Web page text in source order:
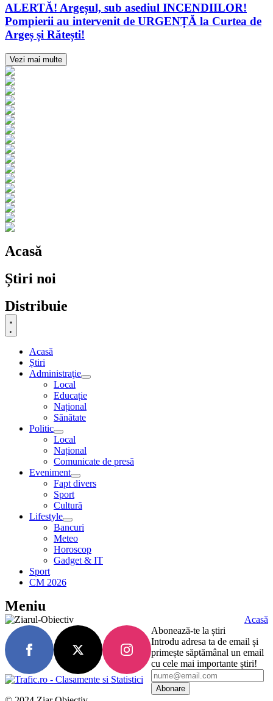
ALERTĂ! Argeșul, sub asediul INCENDIILOR!
Pompierii au intervenit de URGENȚĂ la Curtea de
Argeș și Rătești!
Vezi mai multe
Acasă
Știri noi
Distribuie
Acasă
Știri
Administraţie
Local
Educație
Național
Sănătate
Politic
Local
Național
Comunicate de presă
Eveniment
Fapt divers
Sport
Cultură
Lifestyle
Bancuri
Meteo
Horoscop
Gadget & IT
Sport
CM 2026
Meniu
Acasă
Abonează-te la știri
Introdu adresa ta de email și
primește săptămânal un email
cu cele mai importante știri!
Abonare